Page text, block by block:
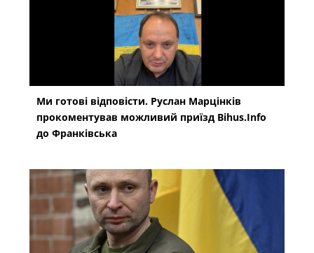
Ми готові відповісти. Руслан Марцінків
прокоментував можливий приїзд Bihus.Info
до Франківська